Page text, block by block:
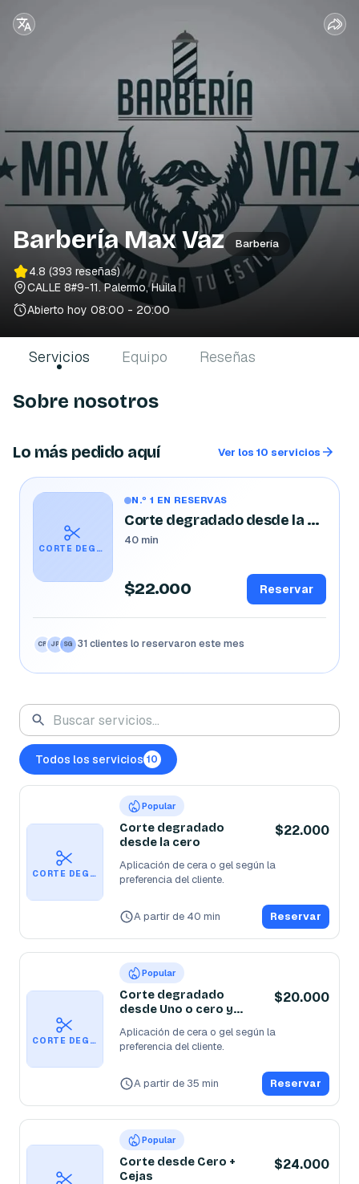
Barbería Max Vaz Barbería
4.8 (393 reseñas)
CALLE 8#9-11. Palermo, Huila
Abierto hoy 08:00 - 20:00
Servicios Equipo Reseñas
Sobre nosotros
Lo más pedido aquí Ver los 10 servicios
CORTE DEGRADADO DESDE LA CERO
N.º 1 EN RESERVAS
Corte degradado desde la cero
40 min
$22.000 Reservar
CR JP SG 31 clientes lo reservaron este mes
Todos los servicios 10
CORTE DEGRADADO DESDE LA CERO
Popular
Corte degradado
desde la cero
$22.000
Aplicación de cera o gel según la
preferencia del cliente.
A partir de 40 min Reservar
CORTE DEGRADADO DESDE UNO O CERO Y MEDIA
Popular
Corte degradado
desde Uno o cero y
$20.000
Aplicación de cera o gel según la
preferencia del cliente.
A partir de 35 min Reservar
Popular
Corte desde Cero +
Cejas
$24.000